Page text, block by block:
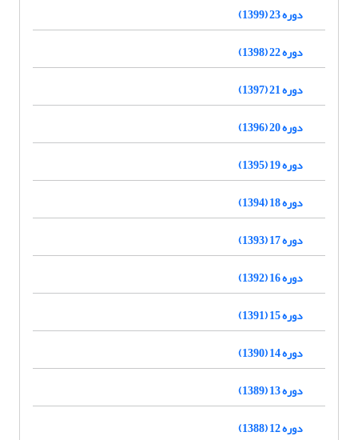
دوره 23 (1399)
دوره 22 (1398)
دوره 21 (1397)
دوره 20 (1396)
دوره 19 (1395)
دوره 18 (1394)
دوره 17 (1393)
دوره 16 (1392)
دوره 15 (1391)
دوره 14 (1390)
دوره 13 (1389)
دوره 12 (1388)